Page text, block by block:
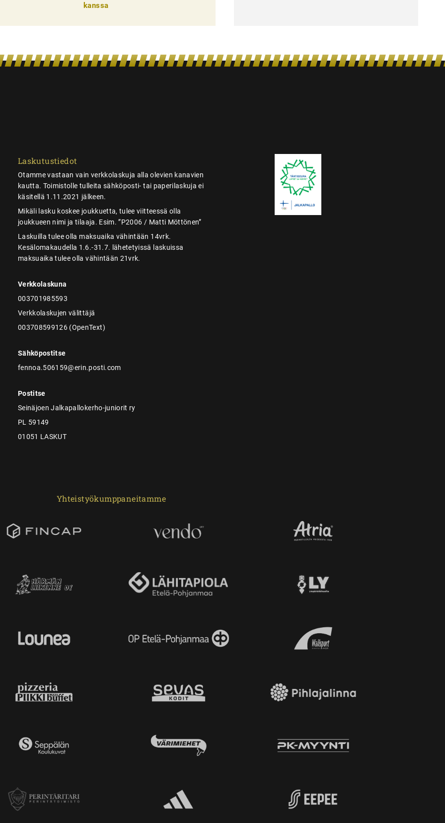
kanssa
Laskutustiedot
Otamme vastaan vain verkkolaskuja alla olevien kanavien
kautta. Toimistolle tulleita sähköposti- tai paperilaskuja ei
käsitellä 1.11.2021 jälkeen.
Mikäli lasku koskee joukkuetta, tulee viitteessä olla
joukkueen nimi ja tilaaja. Esim. ”P2006 / Matti Möttönen”
Laskuilla tulee olla maksuaika vähintään 14vrk.
Kesälomakaudella 1.6.-31.7. lähetetyissä laskuissa
maksuaika tulee olla vähintään 21vrk.
Verkkolaskuna
003701985593
Verkkolaskujen välittäjä
003708599126 (OpenText)
Sähköpostitse
fennoa.506159@erin.posti.com
Postitse
Seinäjoen Jalkapallokerho-juniorit ry
PL 59149
01051 LASKUT
Yhteistyökumppaneitamme